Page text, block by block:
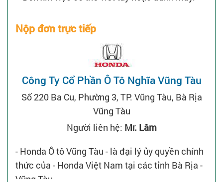
Nộp đơn trực tiếp
Công Ty Cổ Phần Ô Tô Nghĩa Vũng Tàu
Số 220 Ba Cu, Phường 3, TP. Vũng Tàu, Bà Rịa
Vũng Tàu
Người liên hệ: Mr. Lâm
- Honda Ô tô Vũng Tàu - là đại lý ủy quyền chính
thức của - Honda Việt Nam tại các tỉnh Bà Rịa -
Vũng Tàu.